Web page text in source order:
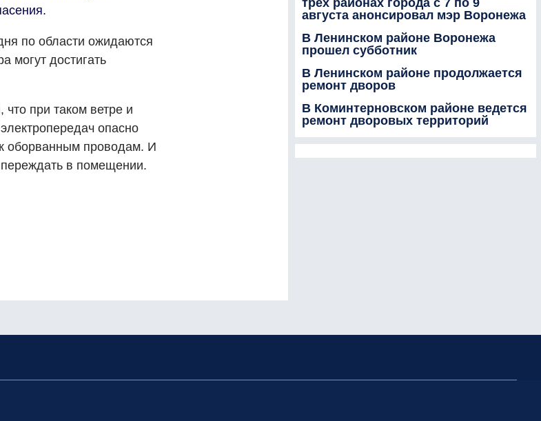
по области ожидаются
могут достигать
при таком ветре и
опасно
оборванным проводам. И
в помещении.
трех районах города с 7 по 9
августа анонсировал мэр Воронежа
В Ленинском районе Воронежа
прошел субботник
В Ленинском районе продолжается
ремонт дворов
В Коминтерновском районе ведется
ремонт дворовых территорий